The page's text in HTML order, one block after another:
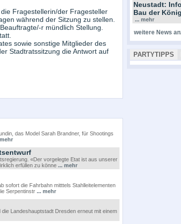
Fragestellerin/der Fragesteller
während der Sitzung zu stellen.
r mündlich Stellung.
sowie sonstige Mitglieder des
Stadtratssitzung die Antwort auf
das Model Sarah Brandner, für Shootings
«Der vorgelegte Etat ist aus unserer
erfüllen zu könne ... mehr
sofort die Fahrbahn mitttels Stahlleitelementen
Serpentinstr ... mehr
Landeshauptstadt Dresden erneut mit einem
Neustadt:
Bau der
... mehr
weitere News
PARTYTIPPS